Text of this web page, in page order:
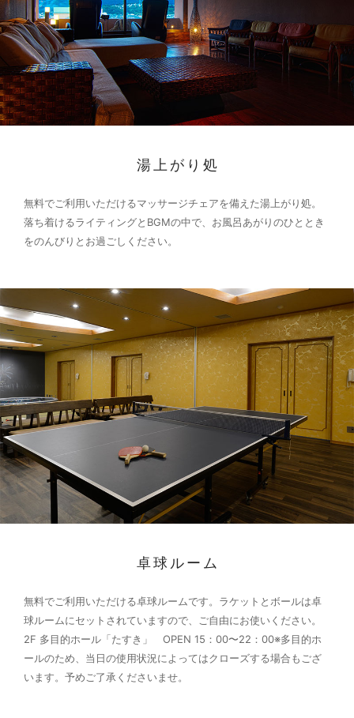
湯上がり処
無料でご利用いただけるマッサージチェアを備えた湯上がり処。
落ち着けるライティングとBGMの中で、お風呂あがりのひととき
をのんびりとお過ごしください。
卓球ルーム
無料でご利用いただける卓球ルームです。ラケットとボールは卓
球ルームにセットされていますので、ご自由にお使いください。
2F 多目的ホール「たすき」 OPEN 15：00〜22：00※多目的ホ
ールのため、当日の使用状況によってはクローズする場合もござ
います。予めご了承くださいませ。